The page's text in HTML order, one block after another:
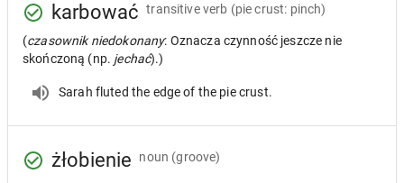
karbować transitive verb (pie crust: pinch)
(czasownik niedokonany: Oznacza czynność jeszcze nie
skończoną (np. jechać).)
Sarah fluted the edge of the pie crust.
żłobienie noun (groove)